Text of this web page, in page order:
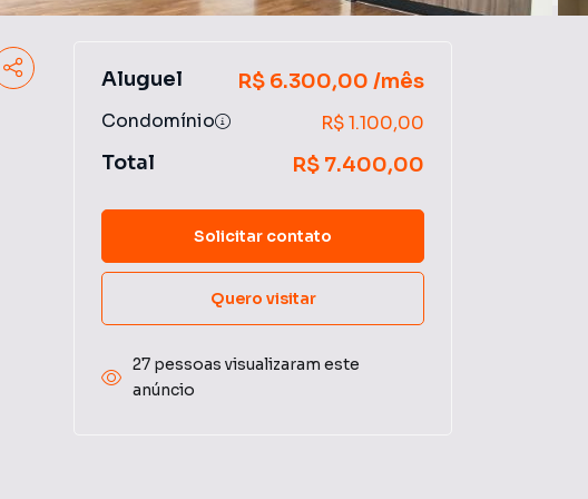
Aluguel R$ 6.300,00 /mês
Condomínio R$ 1.100,00
Total R$ 7.400,00
Solicitar contato
Quero visitar
27 pessoas visualizaram este
anúncio